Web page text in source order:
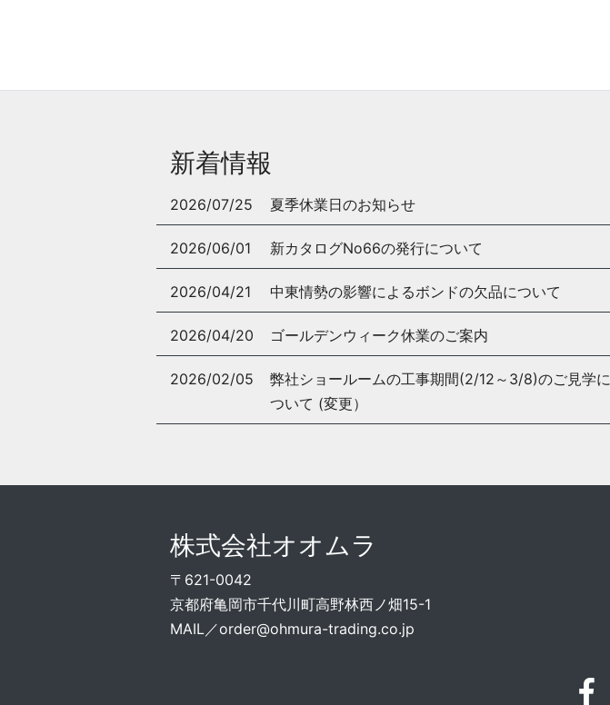
新着情報
2026/07/25 夏季休業日のお知らせ
2026/06/01 新カタログNo66の発行について
2026/04/21 中東情勢の影響によるボンドの欠品について
2026/04/20 ゴールデンウィーク休業のご案内
2026/02/05
弊社ショールームの工事期間(2/12～3/8)のご見学に
ついて (変更）
株式会社オオムラ
〒621-0042
京都府亀岡市千代川町高野林西ノ畑15-1
MAIL／order@ohmura-trading.co.jp